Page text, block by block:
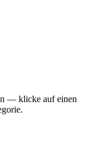
— klicke auf einen